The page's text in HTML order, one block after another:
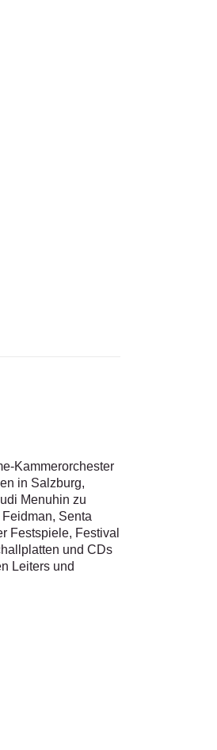
Kammerorchester
in Salzburg,
Menuhin zu
Senta
Festspiele, Festival
und CDs
Leiters und